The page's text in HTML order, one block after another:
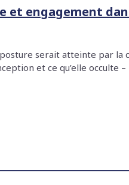
et engagement
serait atteinte par la
et ce qu’elle occulte